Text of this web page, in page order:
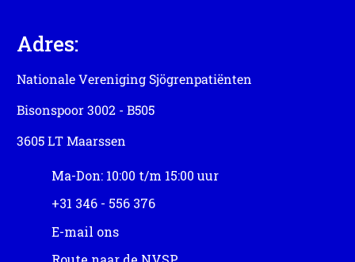
Adres:
Nationale Vereniging Sjögrenpatiënten
Bisonspoor 3002 - B505
3605 LT Maarssen
Ma-Don: 10:00 t/m 15:00 uur
+31 346 - 556 376
E-mail ons